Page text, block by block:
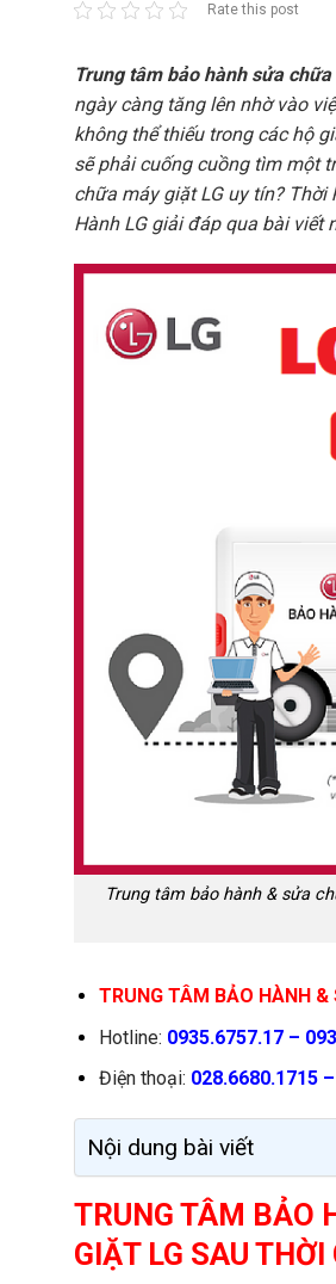
Rate this post
Trung tâm bảo hành sửa
ngày càng tăng lên nhờ vào
không thể thiếu trong các hộ
sẽ phải cuống cuồng tìm một
chữa máy giặt LG uy tín?
Hành LG giải đáp qua bài viết
Trung tâm bảo hành & sửa
TRUNG TÂM BẢO HÀNH &
Hotline: 0935.6757.17 –
Điện thoại: 028.6680.1715
Nội dung bài viết
TRUNG TÂM BẢO
GIẶT LG SAU